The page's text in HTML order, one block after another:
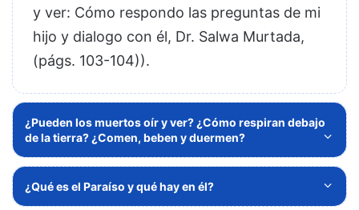
y ver: Cómo respondo las preguntas de mi
hijo y dialogo con él, Dr. Salwa Murtada,
(págs. 103-104)).
¿Pueden los muertos oír y ver? ¿Cómo respiran debajo
de la tierra? ¿Comen, beben y duermen?
¿Qué es el Paraíso y qué hay en él?